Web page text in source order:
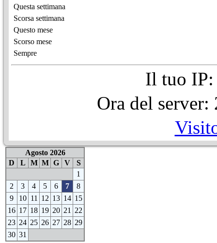
Questa settimana
Scorsa settimana
Questo mese
Scorso mese
Sempre
Il tuo IP:
Ora del
Agosto 2026
D
L M M G V
S
1
2
3 4 5 6 7
8
9
10 11 12 13 14 15
16 17 18 19 20 21
22
23 24 25 26 27 28 29
30 31